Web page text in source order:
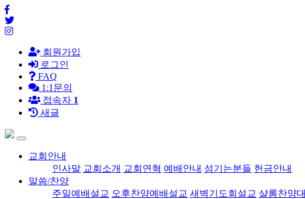
회원가입
로그인
FAQ
1:1문의
접속자 1
새글
교회안내
인사말 교회소개 교회연혁 예배안내 섬기는분들 헌금안내
말씀/찬양
주일예배설교 오후찬양예배설교 새벽기도회설교 샬롬찬양대